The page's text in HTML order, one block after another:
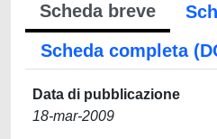
Scheda breve
Scheda completa
Data di pubblicazione
18-mar-2009